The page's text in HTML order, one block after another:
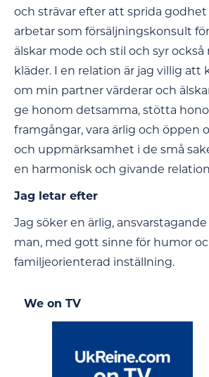
och strävar efter att sprida godhet
arbetar som försäljningskonsult
älskar mode och stil och syr också
kläder. I en relation är jag villig att
om min partner värderar och
ge honom detsamma, stötta
framgångar, vara ärlig och öppen
och uppmärksamhet i de små
en harmonisk och givande
Jag letar efter
Jag söker en ärlig,
man, med gott sinne för humor
familjeorienterad inställning.
We on TV